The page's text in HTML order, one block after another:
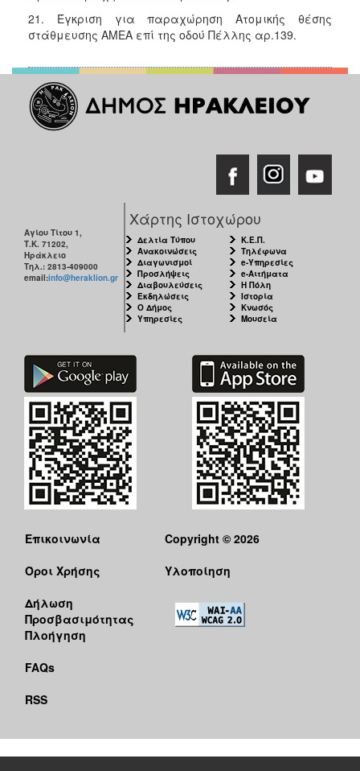
21. Έγκριση για παραχώρηση Ατομικής θέσης
στάθμευσης ΑΜΕΑ επί της οδού Πέλλης αρ.139.
Αγίου Τίτου 1,
Τ.Κ. 71202,
Ηράκλειο
Τηλ.: 2813-409000
email:info@heraklion.gr
Χάρτης Ιστοχώρου
Δελτία Τύπου
Ανακοινώσεις
Διαγωνισμοί
Προσλήψεις
Διαβουλεύσεις
Εκδηλώσεις
Ο Δήμος
Υπηρεσίες
Κ.Ε.Π.
Τηλέφωνα
e-Υπηρεσίες
e-Αιτήματα
Η Πόλη
Ιστορία
Κνωσός
Μουσεία
Επικοινωνία
Όροι Χρήσης
Δήλωση
Προσβασιμότητας
Πλοήγηση
FAQs
RSS
Copyright © 2026
Υλοποίηση